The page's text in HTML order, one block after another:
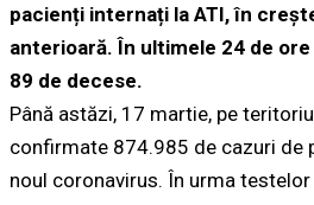
pacienți internați la ATI, în
anterioară. În ultimele 24 de
89 de decese.
Până astăzi, 17 martie, pe
confirmate 874.985 de cazuri de
noul coronavirus. În urma